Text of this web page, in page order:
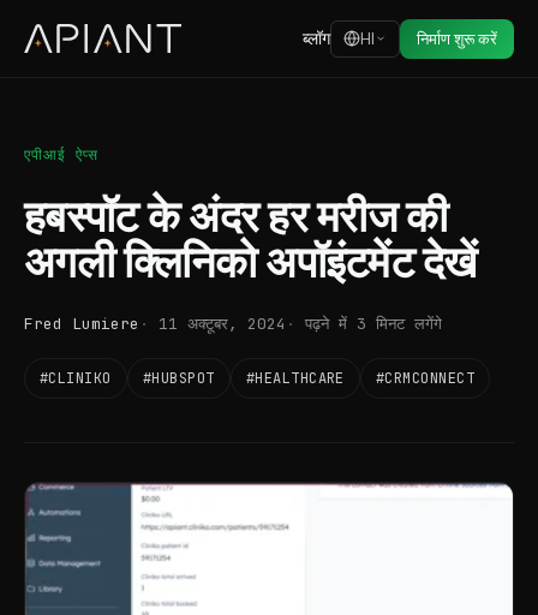
ब्लॉग HI निर्माण शुरू करें
एपीआई ऐप्स
हबस्पॉट के अंदर हर मरीज की
अगली क्लिनिको अपॉइंटमेंट देखें
Fred Lumiere 11 अक्टूबर, 2024 पढ़ने में 3 मिनट लगेंगे
#CLINIKO #HUBSPOT #HEALTHCARE #CRMCONNECT